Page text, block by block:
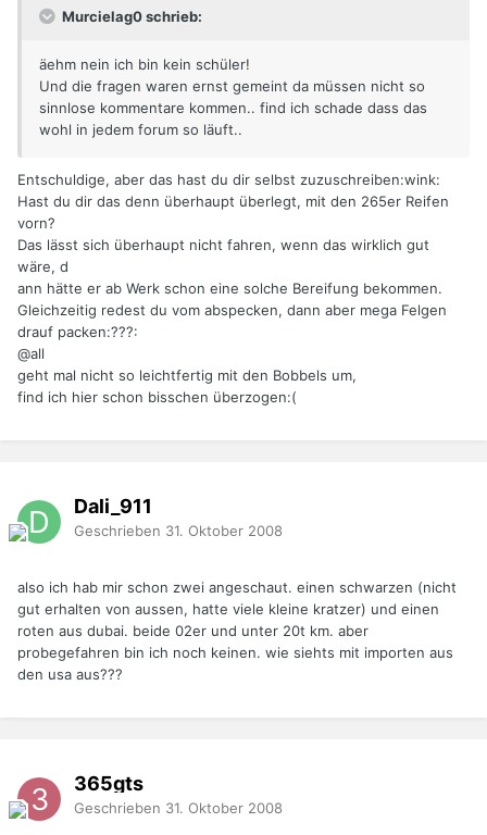
Murcielag0 schrieb:
äehm nein ich bin kein schüler!
Und die fragen waren ernst gemeint da müssen nicht so
sinnlose kommentare kommen.. find ich schade dass das
wohl in jedem forum so läuft..
Entschuldige, aber das hast du dir selbst zuzuschreiben:wink:
Hast du dir das denn überhaupt überlegt, mit den 265er Reifen
vorn?
Das lässt sich überhaupt nicht fahren, wenn das wirklich gut
wäre, d
ann hätte er ab Werk schon eine solche Bereifung bekommen.
Gleichzeitig redest du vom abspecken, dann aber mega Felgen
drauf packen:???:
@all
geht mal nicht so leichtfertig mit den Bobbels um,
find ich hier schon bisschen überzogen:(
Dali_911
Geschrieben 31. Oktober 2008
also ich hab mir schon zwei angeschaut. einen schwarzen (nicht
gut erhalten von aussen, hatte viele kleine kratzer) und einen
roten aus dubai. beide 02er und unter 20t km. aber
probegefahren bin ich noch keinen. wie siehts mit importen aus
den usa aus???
365gts
Geschrieben 31. Oktober 2008